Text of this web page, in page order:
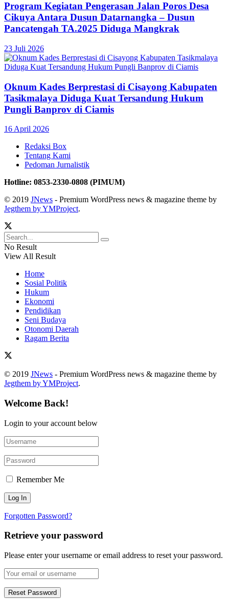
Program Kegiatan Pengerasan Jalan Poros Desa
Cikuya Antara Dusun Datarnangka – Dusun
Pancatengah TA.2025 Diduga Mangkrak
23 Juli 2026
Oknum Kades Berprestasi di Cisayong Kabupaten
Tasikmalaya Diduga Kuat Tersandung Hukum
Pungli Banprov di Ciamis
16 April 2026
Redaksi Box
Tentang Kami
Pedoman Jurnalistik
Hotline: 0853-2330-0808 (PIMUM)
© 2019 JNews - Premium WordPress news & magazine theme by
Jegthem by YMProject.
No Result
View All Result
Home
Sosial Politik
Hukum
Ekonomi
Pendidikan
Seni Budaya
Otonomi Daerah
Ragam Berita
© 2019 JNews - Premium WordPress news & magazine theme by
Jegthem by YMProject.
Welcome Back!
Login to your account below
Remember Me
Forgotten Password?
Retrieve your password
Please enter your username or email address to reset your password.